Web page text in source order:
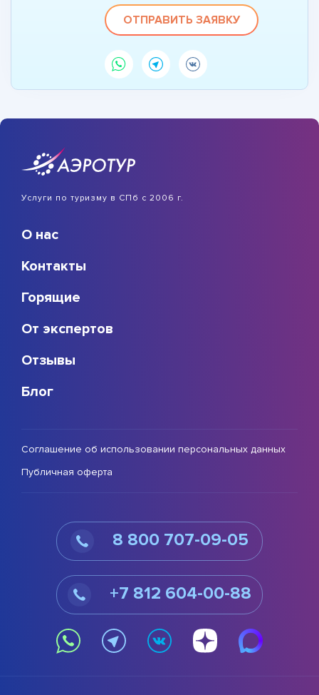
ОТПРАВИТЬ ЗАЯВКУ
Услуги по туризму в СПб с 2006 г.
О нас
Контакты
Горящие
От экспертов
Отзывы
Блог
Соглашение об использовании персональных данных
Публичная оферта
8 800 707-09-05
+7 812 604-00-88